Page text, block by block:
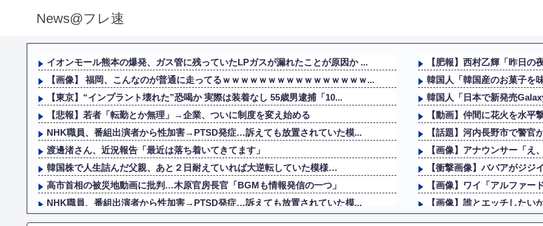
News@フレ速
イオンモール熊本の爆発、ガス管に残っていたLPガスが漏れたことが原因か ...
【画像】 福岡、こんなのが普通に走ってるｗｗｗｗｗｗｗｗｗｗｗｗｗｗｗｗ...
【東京】“インプラント壊れた”恐喝か 実際は装着なし 55歳男逮捕「10...
【悲報】若者「転勤とか無理」→企業、ついに制度を変え始める
NHK職員、番組出演者から性加害→PTSD発症…訴えても放置されていた模...
渡邊渚さん、近況報告「最近は落ち着いてきてます」
韓国株で人生詰んだ父親、あと２日耐えていれば大逆転していた模様…
高市首相の被災地動画に批判…木原官房長官「BGMも情報発信の一つ」
NHK職員、番組出演者から性加害→PTSD発症…訴えても放置されていた模...
死去した有名作家の遺作が予約開始、すると『信じられない問い合わせがあった...
【肥報】西村乙輝「昨日
韓国人「韓国産のお菓子を
韓国人「日本で新発売
【動画】仲間に花火を水平
【話題】河内長野市で警官
【画像】アナウンサー「
【衝撃画像】ババアがジ
【画像】ワイ「アルファ
【画像】誰とエッチした
ロシア戦車工場が攻撃され